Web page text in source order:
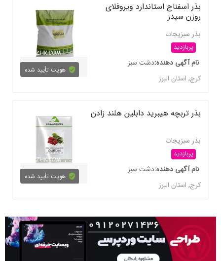
بذر اسفناج استاندارد ویروفلای
روزن سیدز
بذر سبزیجات
پربازدید
نام آگهی دهندهدشت سبز
کرج,استان البرز
هویت تأیید شده
بذر تربچه هیبرید دابلین هلند زادن
بذر سبزیجات
پربازدید
نام آگهی دهندهدشت سبز
کرج,استان البرز
هویت تأیید شده